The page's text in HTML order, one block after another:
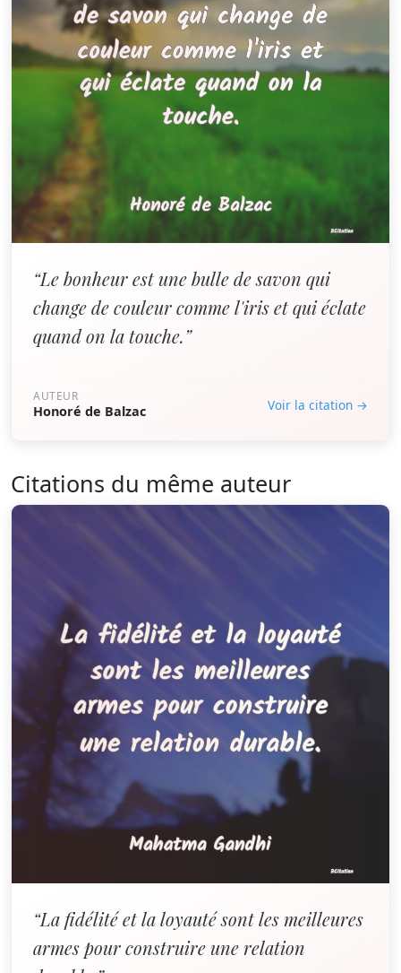
“Le bonheur est une bulle de savon qui
change de couleur comme l'iris et qui éclate
quand on la touche.”
AUTEUR
Honoré de Balzac Voir la citation →
Citations du même auteur
“La fidélité et la loyauté sont les meilleures
armes pour construire une relation